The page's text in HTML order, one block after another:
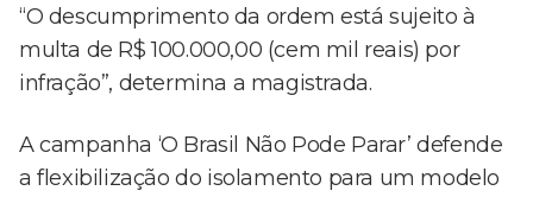
“O descumprimento da ordem está sujeito à
multa de R$ 100.000,00 (cem mil reais) por
infração”, determina a magistrada.
A campanha ‘O Brasil Não Pode Parar’ defende
a flexibilização do isolamento para um modelo